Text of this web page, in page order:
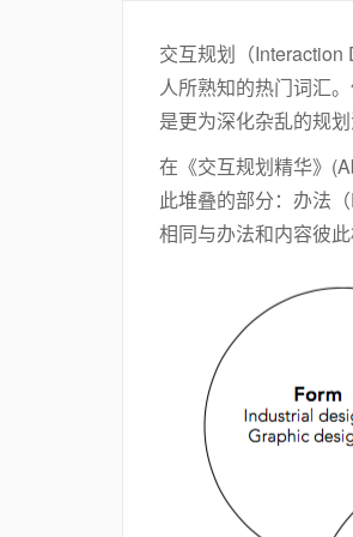
交互规划（
人所熟知的热门词汇
是更为深化杂乱的规
在《交互规划精华》
此堆叠的部分：办法
相同与办法和内容彼此